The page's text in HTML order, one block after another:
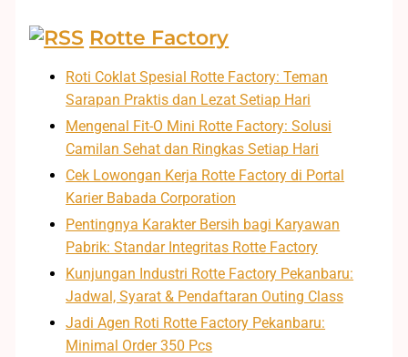
Rotte Factory
Roti Coklat Spesial Rotte Factory: Teman
Sarapan Praktis dan Lezat Setiap Hari
Mengenal Fit-O Mini Rotte Factory: Solusi
Camilan Sehat dan Ringkas Setiap Hari
Cek Lowongan Kerja Rotte Factory di Portal
Karier Babada Corporation
Pentingnya Karakter Bersih bagi Karyawan
Pabrik: Standar Integritas Rotte Factory
Kunjungan Industri Rotte Factory Pekanbaru:
Jadwal, Syarat & Pendaftaran Outing Class
Jadi Agen Roti Rotte Factory Pekanbaru:
Minimal Order 350 Pcs